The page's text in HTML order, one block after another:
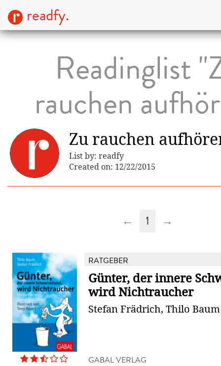
readfy.
Readinglist
rauchen
Zu rauchen
List by: readfy
Created on: 12/22/2015
← 1 →
RATGEBER
Günter, der innere
wird Nichtraucher
Stefan Frädrich, Thilo Baum
GABAL VERLAG